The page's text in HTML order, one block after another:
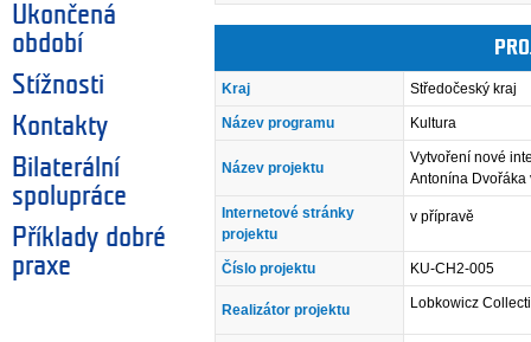
Ukončená
období
Stížnosti
Kontakty
Bilaterální
spolupráce
Příklady dobré
praxe
Kraj Středočeský kraj
Název programu Kultura
Název projektu
Vytvoření nové
Antonína
Internetové stránky
projektu
v přípravě
Číslo projektu KU-CH2-005
Realizátor projektu Lobkowicz